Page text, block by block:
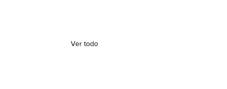
Ver todo